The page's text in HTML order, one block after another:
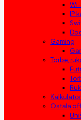
IP
Gaming
Torbe,
Ostala